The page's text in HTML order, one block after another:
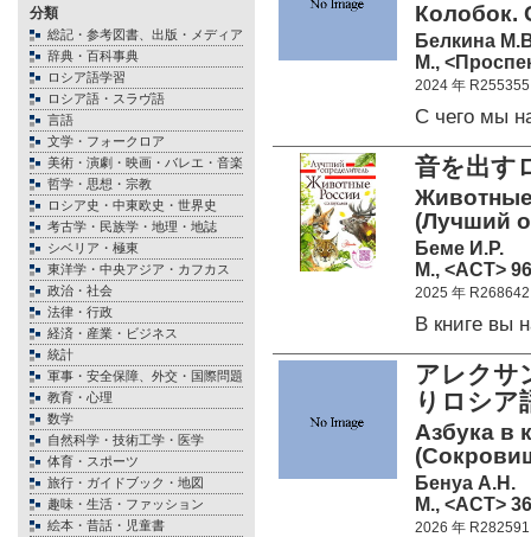
分類
総記・参考図書、出版・メディア
辞典・百科事典
ロシア語学習
ロシア語・スラヴ語
言語
文学・フォークロア
美術・演劇・映画・バレエ・音楽
哲学・思想・宗教
ロシア史・中東欧史・世界史
考古学・民族学・地理・地誌
シベリア・極東
東洋学・中央アジア・カフカス
政治・社会
法律・行政
経済・産業・ビジネス
統計
軍事・安全保障、外交・国際問題
教育・心理
数学
自然科学・技術工学・医学
体育・スポーツ
旅行・ガイドブック・地図
趣味・生活・ファッション
絵本・昔話・児童書
Колобок.
Белкина
М.,
2024 年 R255355
С чего мы
音を出
(Лучший
Беме И.Р.
М., <АСТ>
2025 年 R268642
В книге вы
アレクサ
りロシ
Азбука в
Бенуа А.Н.
М., <АСТ>
2026 年 R282591